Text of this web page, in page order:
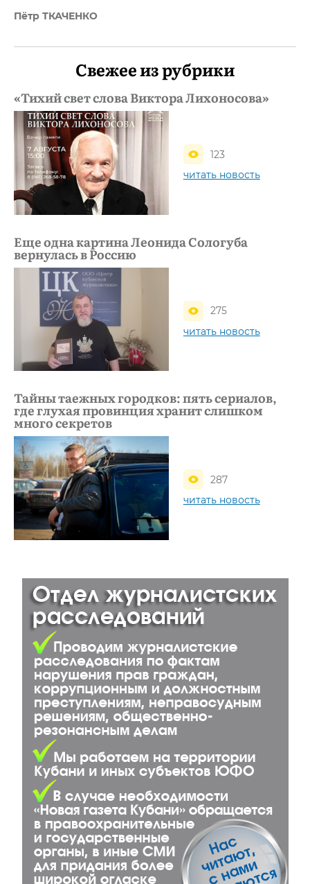
Пётр ТКАЧЕНКО
Свежее из рубрики
«Тихий свет слова Виктора Лихоносова»
123
читать новость
Еще одна картина Леонида Сологуба
вернулась в Россию
275
читать новость
Тайны таежных городков: пять сериалов,
где глухая провинция хранит слишком
много секретов
287
читать новость